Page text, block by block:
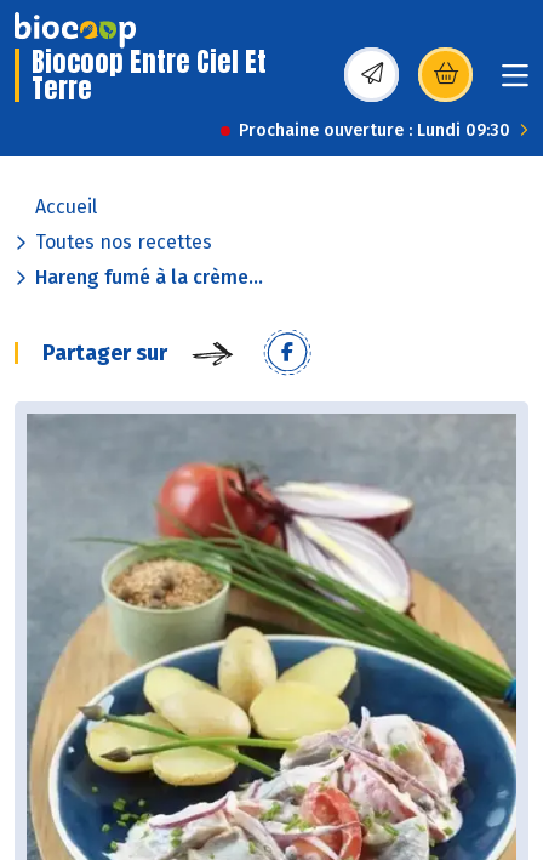
Biocoop Entre Ciel Et
Terre (s’ouvre dans une
Prochaine ouverture : Lundi 09:30
Accueil
Toutes nos recettes
Hareng fumé à la crème...
Partager sur